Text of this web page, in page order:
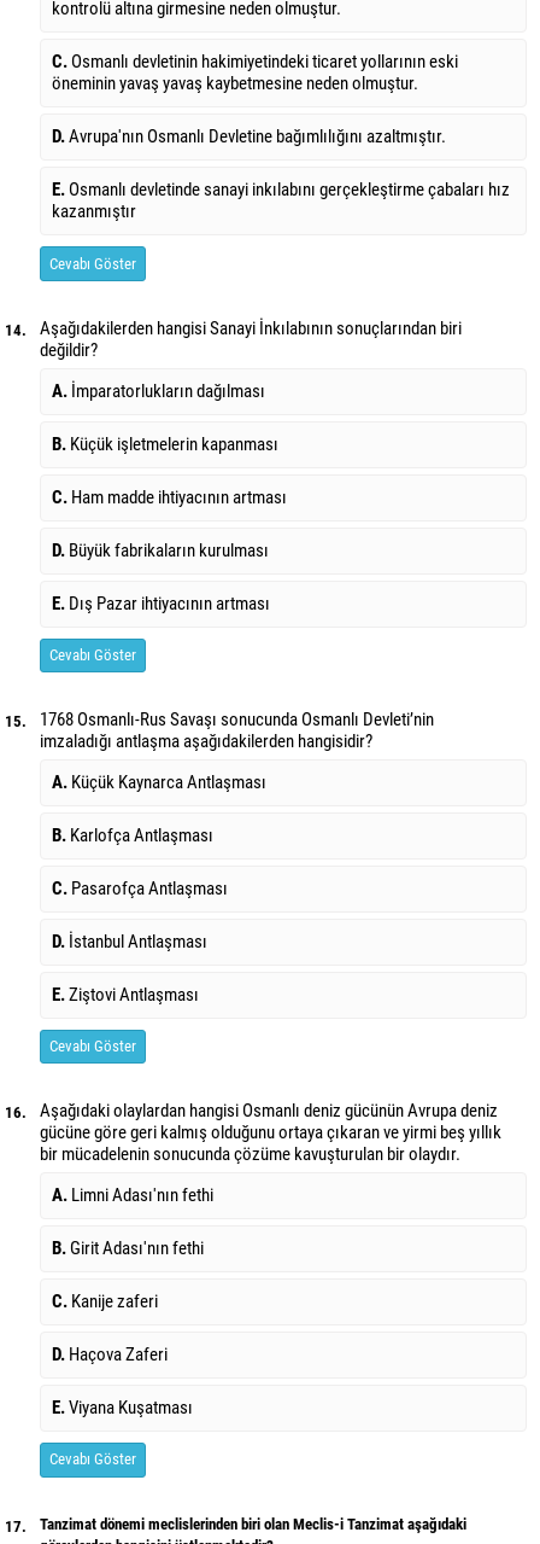
kontrolü altına girmesine neden olmuştur.
C. Osmanlı devletinin hakimiyetindeki ticaret yollarının eski
öneminin yavaş yavaş kaybetmesine neden olmuştur.
D.Avrupa'nın Osmanlı Devletine bağımlılığını azaltmıştır.
E. Osmanlı devletinde sanayi inkılabını gerçekleştirme çabaları hız
kazanmıştır
Cevabı Göster
14.
Aşağıdakilerden hangisi Sanayi İnkılabının sonuçlarından biri
değildir?
A. İmparatorlukların dağılması
B. Küçük işletmelerin kapanması
C. Ham madde ihtiyacının artması
D. Büyük fabrikaların kurulması
E. Dış Pazar ihtiyacının artması
Cevabı Göster
15.
1768 Osmanlı-Rus Savaşı sonucunda Osmanlı Devleti’nin
imzaladığı antlaşma aşağıdakilerden hangisidir?
A. Küçük Kaynarca Antlaşması
B. Karlofça Antlaşması
C. Pasarofça Antlaşması
D. İstanbul Antlaşması
E.Ziştovi Antlaşması
Cevabı Göster
16.
Aşağıdaki olaylardan hangisi Osmanlı deniz gücünün Avrupa deniz
gücüne göre geri kalmış olduğunu ortaya çıkaran ve yirmi beş yıllık
bir mücadelenin sonucunda çözüme kavuşturulan bir olaydır.
A. Limni Adası'nın fethi
B.Girit Adası'nın fethi
C. Kanije zaferi
D. Haçova Zaferi
E.Viyana Kuşatması
Cevabı Göster
17.
Tanzimat dönemi meclislerinden biri olan Meclis-i Tanzimat aşağıdaki